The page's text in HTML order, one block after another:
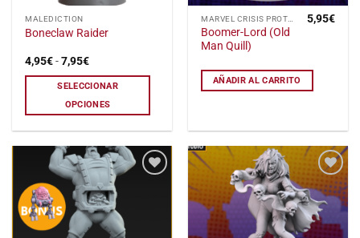
MALEDICTION
Boneclaw Raider
4,95€-7,95€Rango
precios:
desde
4,95€
hasta
SELECCIONAR
OPCIONES
Este
producto
tiene
variantes.
pueden
elegir
en
la
página
Boomer-Lord (Old
Man Quill)
5,95€
AÑADIR AL CARRITO
Añadir
a la
lista
de
deseos